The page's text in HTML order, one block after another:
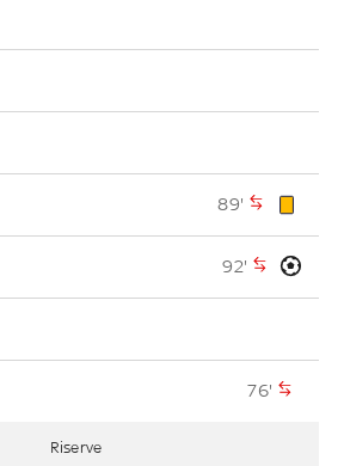
89'
92'
76'
Riserve